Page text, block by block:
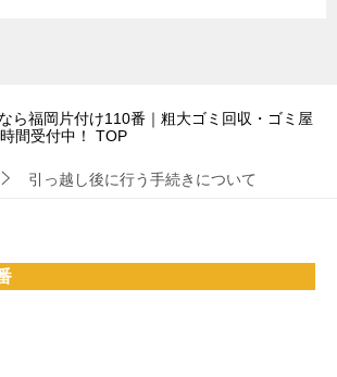
ら福岡片付け110番｜粗大ゴミ回収・ゴミ屋
間受付中！
TOP
引っ越し後に行う手続きについて